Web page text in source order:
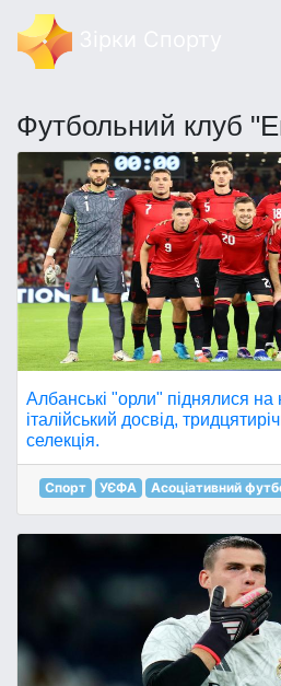
Футбольний клуб
Албанські "орли" піднялися на
італійський досвід,
селекція.
Спорт УЄФА Асоціативний